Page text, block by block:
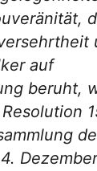
auf
beruht,